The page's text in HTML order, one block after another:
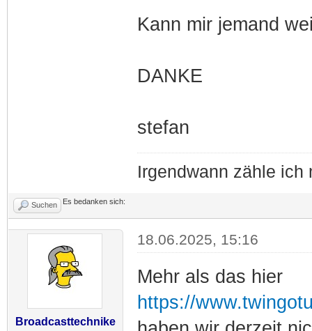
Kann mir jemand
DANKE
stefan
Irgendwann zähle
Suchen Es bedanken sich:
Broadcasttechnike
18.06.2025, 15:16
Mehr als das hier
https://